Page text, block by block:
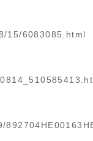
15/6083085.html